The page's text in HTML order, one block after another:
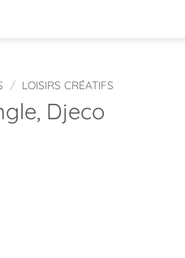
/ LOISIRS CRÉATIFS
Djeco